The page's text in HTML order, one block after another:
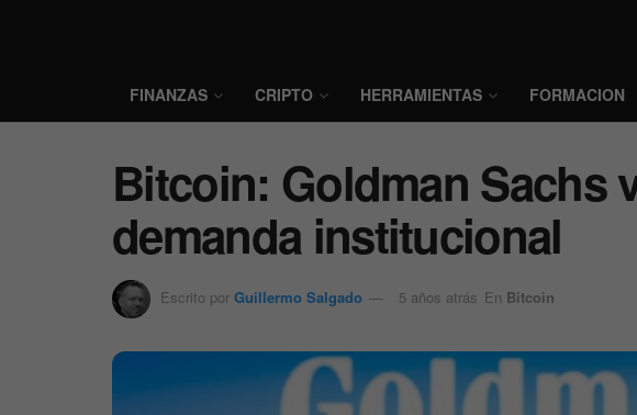
FINANZAS CRIPTO HERRAMIENTAS FORMACION
Bitcoin: Goldman Sachs
demanda institucional
Escrito por Guillermo Salgado 5 años atrás En Bitcoin